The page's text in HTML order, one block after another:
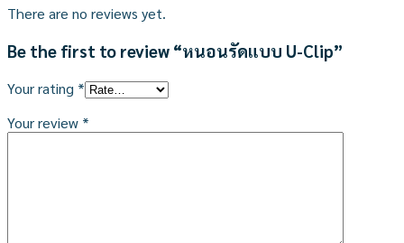
There are no reviews yet.
Be the first to review “หนอนรัดแบบ U-Clip”
Your rating *
Your review *